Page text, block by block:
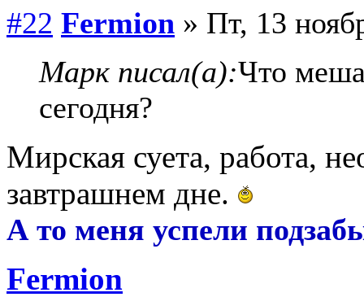
#22 Fermion » Пт, 13
Марк писал(а):Что
сегодня?
Мирская суета, работа,
завтрашнем дне.
А то меня успели
Fermion